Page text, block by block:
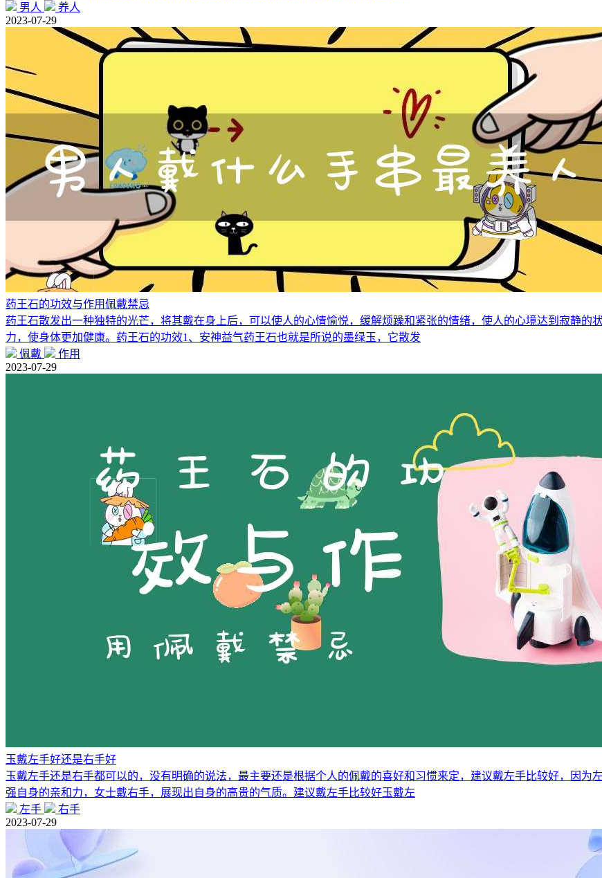
男人
养人
2023-07-29
药王石的功效与作用佩戴禁忌
药王石散发出一种独特的光芒，将其戴在身上后，可以使人的心情愉悦，缓解烦躁和紧张的情绪，使人的心境达到寂静
力，使身体更加健康。药王石的功效1、安神益气药王石也就是所说的墨绿玉，它散发
佩戴
作用
2023-07-29
玉戴左手好还是右手好
玉戴左手还是右手都可以的，没有明确的说法，最主要还是根据个人的佩戴的喜好和习惯来定，建议戴左手比较好，因为
强自身的亲和力，女士戴右手，展现出自身的高贵的气质。建议戴左手比较好玉戴左
左手
右手
2023-07-29